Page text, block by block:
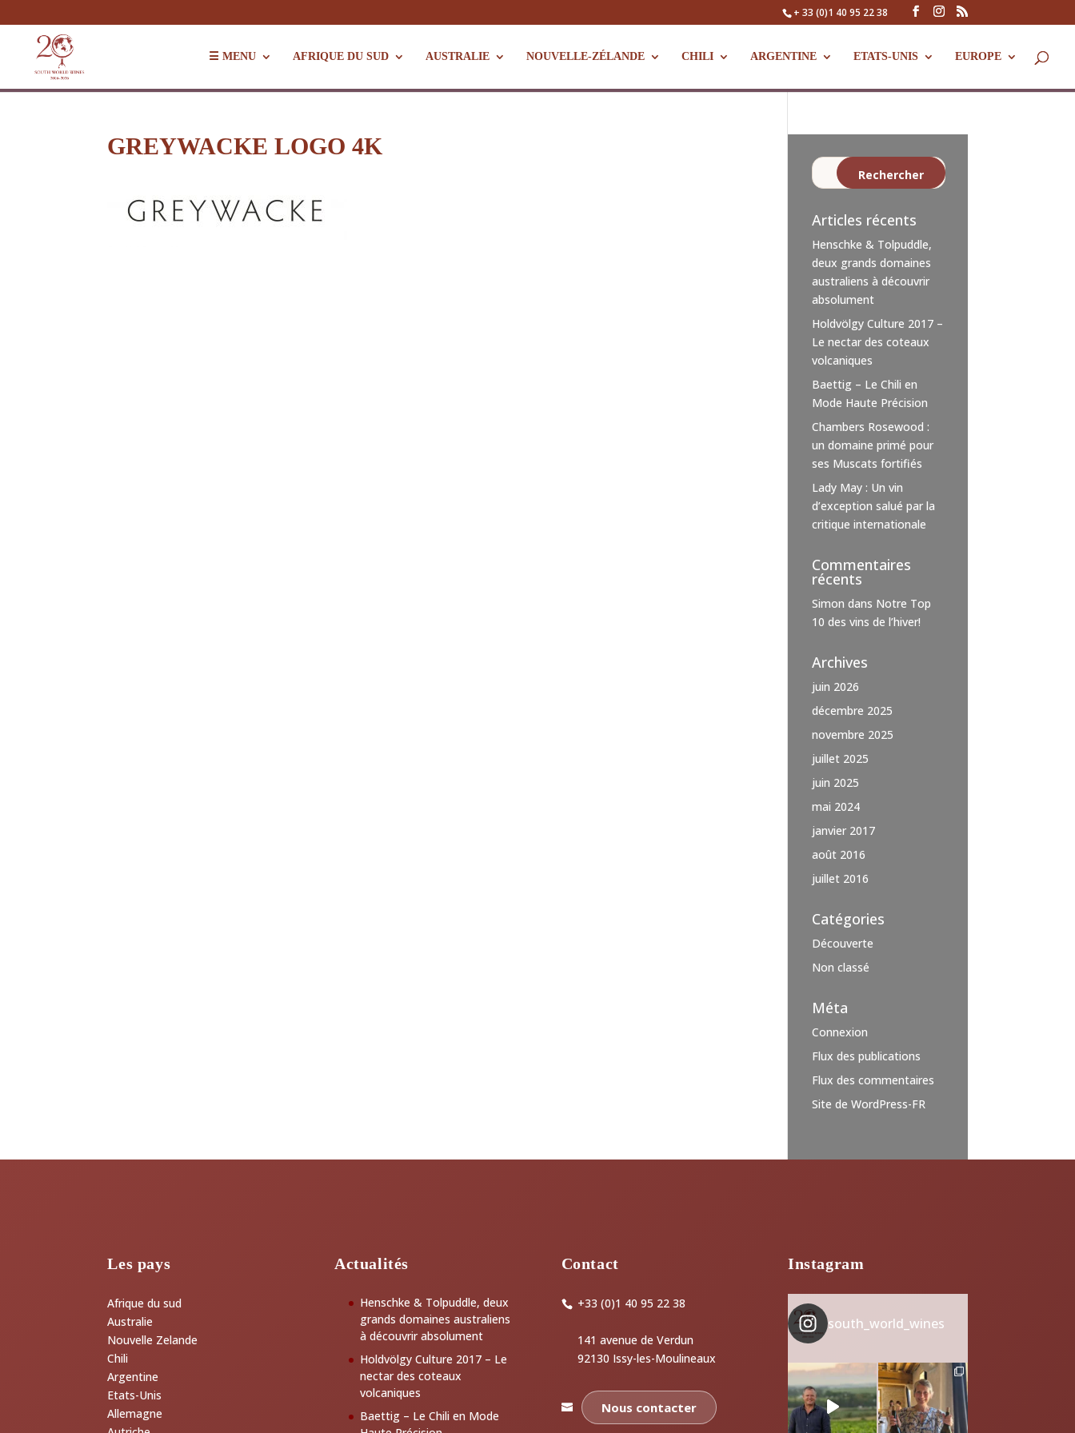
+ 33 (0)1 40 95 22 38
☰ MENU AFRIQUE DU SUD AUSTRALIE NOUVELLE-ZÉLANDE CHILI ARGENTINE ETATS-UNIS EUROPE
GREYWACKE LOGO 4K
Articles récents
Henschke & Tolpuddle,
deux grands domaines
australiens à découvrir
absolument
Holdvölgy Culture 2017 –
Le nectar des coteaux
volcaniques
Baettig – Le Chili en
Mode Haute Précision
Chambers Rosewood :
un domaine primé pour
ses Muscats fortifiés
Lady May : Un vin
d’exception salué par la
critique internationale
Commentaires
récents
Simon dans Notre Top
10 des vins de l’hiver!
Archives
juin 2026
décembre 2025
novembre 2025
juillet 2025
juin 2025
mai 2024
janvier 2017
août 2016
juillet 2016
Catégories
Découverte
Non classé
Méta
Connexion
Flux des publications
Flux des commentaires
Site de WordPress-FR
Les pays
Afrique du sud
Australie
Nouvelle Zelande
Chili
Argentine
Etats-Unis
Allemagne
Actualités
Henschke & Tolpuddle, deux
grands domaines australiens
à découvrir absolument
Holdvölgy Culture 2017 – Le
nectar des coteaux
volcaniques
Baettig – Le Chili en Mode
Contact
+33 (0)1 40 95 22 38
141 avenue de Verdun
92130 Issy-les-Moulineaux
Nous contacter
Instagram
south_world_wines